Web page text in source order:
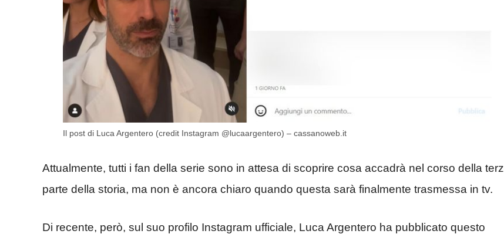
Il post di Luca Argentero (credit Instagram @lucaargentero) – cassanoweb.it
Attualmente, tutti i fan della serie sono in attesa di scoprire cosa accadrà nel corso della
parte della storia, ma non è ancora chiaro quando questa sarà finalmente trasmessa in tv.
Di recente, però, sul suo profilo Instagram ufficiale, Luca Argentero ha pubblicato questo